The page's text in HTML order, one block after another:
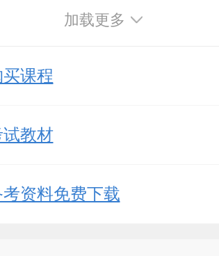
加载更多
买课程
教材
资料免费下载